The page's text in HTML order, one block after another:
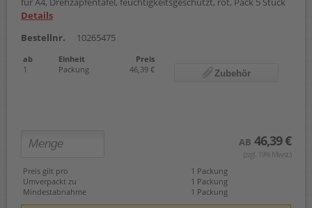
Details
Bestellnr.
10265475
ab Einheit
Preis
1
Packung 46,39 € Zubehör
AB 46,39 €
(zzgl. 19% Mwst.)
Preis gilt pro
1 Packung
Umverpackt zu
1 Packung
Mindestabnahme
1 Packung